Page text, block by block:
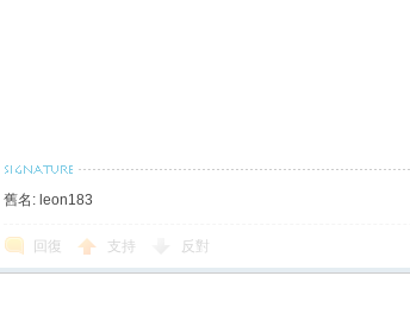
舊名: leon183
回復 支持 反對